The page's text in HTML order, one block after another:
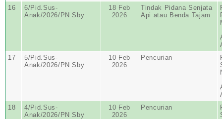
16
6/Pid.Sus-
Anak/2026/PN Sby
18 Feb
2026
Tindak Pidana Senjata
Api atau Benda Tajam
17
5/Pid.Sus-
Anak/2026/PN Sby
10 Feb
2026
Pencurian
18
4/Pid.Sus-
Anak/2026/PN Sby
10 Feb
2026
Pencurian